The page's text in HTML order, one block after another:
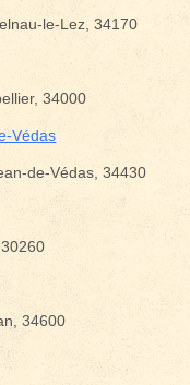
le-Lez, 34170
34000
Védas
de-Védas, 34430
34600